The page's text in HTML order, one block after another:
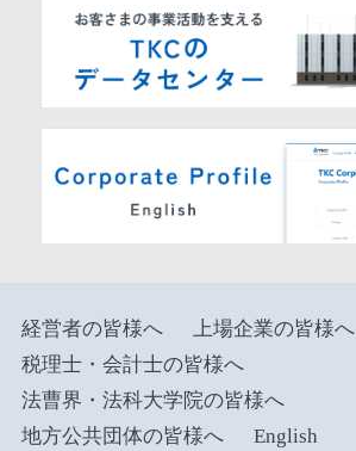
経営者の皆様へ
上場企業の皆様へ
税理士・会計士の皆様へ
法曹界・法科大学院の皆様へ
地方公共団体の皆様へ
English